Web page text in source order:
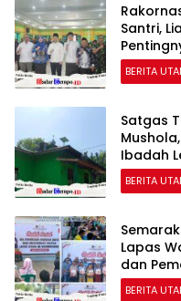
Santri,
BERITA
Satgas
Ibadah
BERITA
Lapas
dan
BERITA